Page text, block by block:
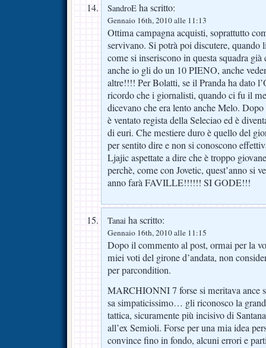
SandroE ha scritto:
Gennaio 16th, 2010 alle 11:13
Ottima campagna acquisti, soprattutto
servivano. Si potrà poi discutere, quando
come si inseriscono in questa squadra
anche io gli do un 10 PIENO, anche
altre!!!! Per Bolatti, se il Pranda ha dato
ricordo che i giornalisti, quando ci fu il
dicevano che era lento anche Melo.
è ventato regista della Seleciao ed è
di euri. Che mestiere duro è quello del
per sentito dire e non si conoscono
Ljajic aspettate a dire che è troppo
perchè, come con Jovetic, quest’anno si
anno farà FAVILLE!!!!!! SI GODE!!!
Tanai ha scritto:
Gennaio 16th, 2010 alle 11:15
Dopo il commento al post, ormai per la
miei voti del girone d’andata, non
per parcondition.
MARCHIONNI 7 forse si meritava ance
sa simpaticissimo… gli riconosco la
tattica, sicuramente più incisivo di
all’ex Semioli. Forse per una mia idea
convince fino in fondo, alcuni errori e